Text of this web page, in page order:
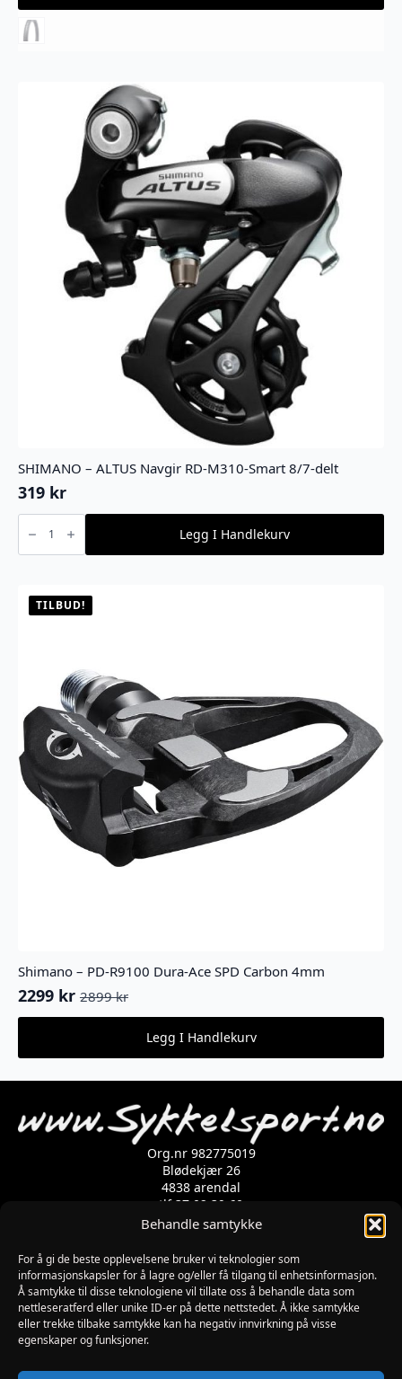
Behandle samtykke
For å gi de beste opplevelsene bruker vi teknologier som
informasjonskapsler for å lagre og/eller få tilgang til enhetsinformasjon.
Å samtykke til disse teknologiene vil tillate oss å behandle data som
nettleseratferd eller unike ID-er på dette nettstedet. Å ikke samtykke
eller trekke tilbake samtykke kan ha negativ innvirkning på visse
egenskaper og funksjoner.
har
flere
varianter.
produktsiden
SHIMANO – ALTUS Navgir RD-M310-Smart 8/7-delt
319 kr
SHIMANO
ALTUS
Navgir
8/7-
antall
Legg I Handlekurv
TILBUD!
Shimano – PD-R9100 Dura-Ace SPD Carbon 4mm
2899kr
Opprinnelig
pris
2899 kr.
2299 kr
Nåværende
pris
2299 kr.
Legg I Handlekurv
Org.nr 982775019
Blødekjær 26
4838 arendal
tlf 37 02 39 60
Kontaktskjema
Åpningstider
MANDAG-FREDAG: 09:00-17:00
LØRDAG: 10:00-15:00
SØNDAG: STENGT
PÅSKEAFTEN OG PINSEAFTEN : 10:00-13:00